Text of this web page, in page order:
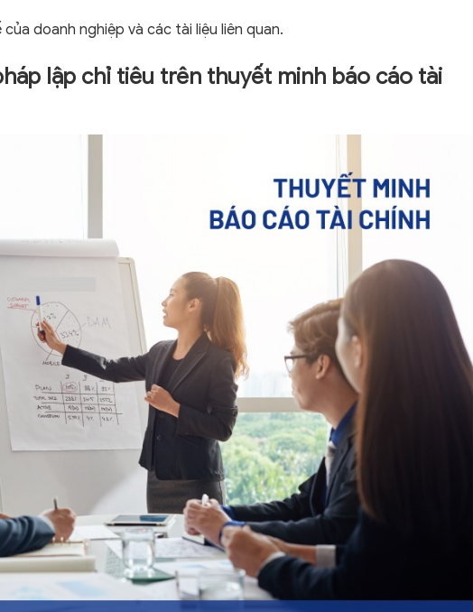
doanh nghiệp và các tài liệu liên quan.
lập chỉ tiêu trên thuyết minh báo cáo tài